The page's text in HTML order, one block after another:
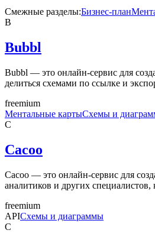
Смежные разделы:Бизнес-план
B
Bubbl
Bubbl — это онлайн-сервис для
делиться схемами по ссылке и
freemium
Ментальные картыСхемы и
C
Cacoo
Cacoo — это онлайн-сервис для
аналитиков и других
freemium
APIСхемы и диаграммы
C